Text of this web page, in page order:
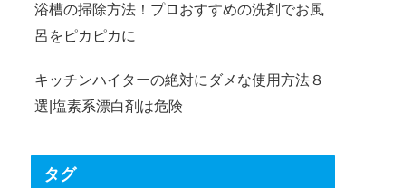
浴槽の掃除方法！プロおすすめの洗剤でお風
呂をピカピカに
キッチンハイターの絶対にダメな使用方法８
選|塩素系漂白剤は危険
タグ